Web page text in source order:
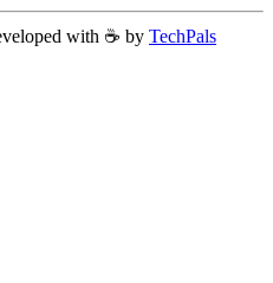
with ☕️ by TechPals